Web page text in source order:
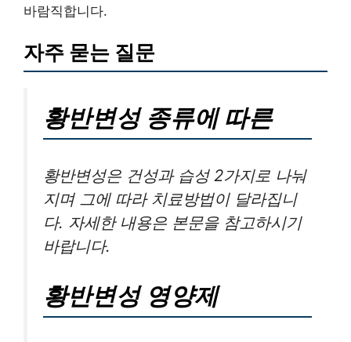
바람직합니다.
자주 묻는 질문
황반변성 종류에 따른
황반변성은 건성과 습성 2가지로 나눠
지며 그에 따라 치료방법이 달라집니
다. 자세한 내용은 본문을 참고하시기
바랍니다.
황반변성 영양제